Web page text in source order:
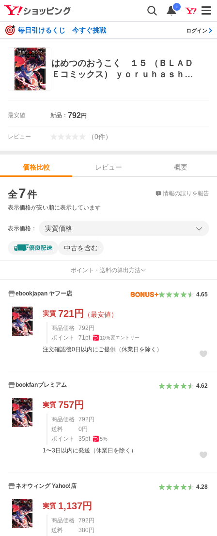
i
毎日引けるくじ 今すぐ挑戦 ログイン
はめつのおうこく １５ （ＢＬＡＤ
Ｅコミックス） ｙｏｒｕｈａｓｈｉ
最安値 新品： 792円
レビュー （0件）
価格比較 レビュー
概要
全7件 情報の誤りを報告
表示価格が安い順に表示しています
表示価格： 実質価格
中古を含む
ポイント・送料の算出方法
ebookjapan ヤフー店 4.65
実質 721円 （最安値）
商品価格 792 円
ポイント
71pt 10%要エントリー
注文確認後0日以内にご提供（休業日を除く）
bookfanプレミアム 4.62
実質 757円
商品価格 792 円
送料
0 円
ポイント
35pt 5%
1〜3日以内に発送（休業日を除く）
ネオウィング Yahoo!店 4.28
実質 1,137円
商品価格 792 円
送料
380 円